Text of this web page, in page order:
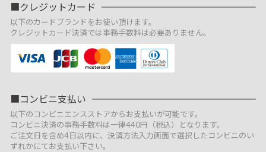
クレジットカード
以下のカードブランドをお使い頂けます。
クレジットカード決済では事務手数料は必要ありません。
コンビニ支払い
以下のコンビニエンスストアからお支払いが可能です。
コンビニ決済の事務手数料は一律440円（税込）となります。
ご注文日を含め4日以内に、決済方法入力画面で選択したコンビニのい
ずれかにてお支払い下さい。